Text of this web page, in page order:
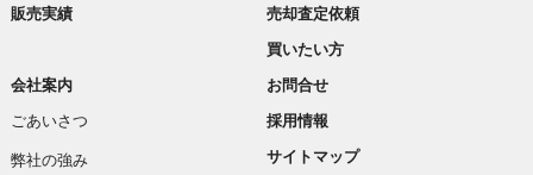
販売実績
売却査定依頼
買いたい方
会社案内
ごあいさつ
弊社の強み
お問合せ
採用情報
サイトマップ